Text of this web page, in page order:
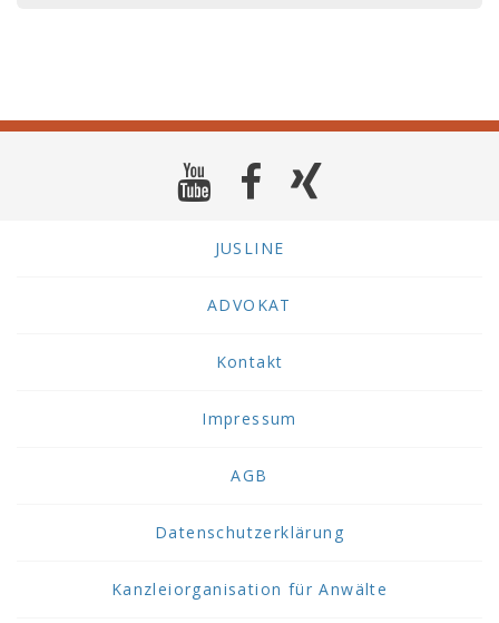
JUSLINE
ADVOKAT
Kontakt
Impressum
AGB
Datenschutzerklärung
Kanzleiorganisation für Anwälte